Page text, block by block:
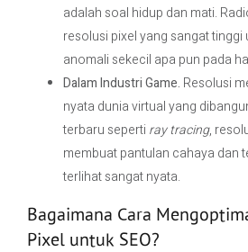
adalah soal hidup dan mati.
resolusi pixel yang sangat tinggi
anomali sekecil apa pun pada
Dalam Industri Game. Resolusi
nyata dunia virtual yang
terbaru seperti ray tracing,
membuat pantulan cahaya dan
terlihat sangat nyata.
Bagaimana Cara
Pixel untuk SEO?